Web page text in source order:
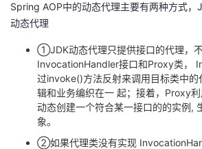
Spring AOP中的动态代理主要有两种方式，
动态代理
①JDK动态代理只提供接口的代理，
InvocationHandler接口和Proxy类，
过invoke()方法反射来调用目标类中的
辑和业务编织在一 起；接着，Proxy
动态创建一个符合某一接口的的实例,
象。
②如果代理类没有实现